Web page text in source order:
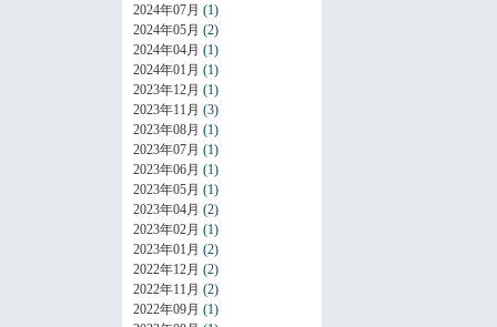
2024年07月 (1)
2024年05月 (2)
2024年04月 (1)
2024年01月 (1)
2023年12月 (1)
2023年11月 (3)
2023年08月 (1)
2023年07月 (1)
2023年06月 (1)
2023年05月 (1)
2023年04月 (2)
2023年02月 (1)
2023年01月 (2)
2022年12月 (2)
2022年11月 (2)
2022年09月 (1)